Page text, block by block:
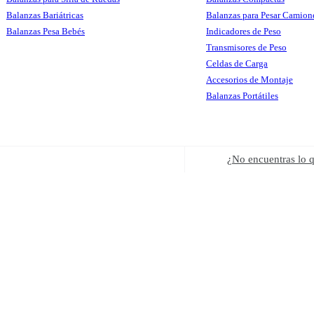
Balanzas Bariátricas
Balanzas Pesa Bebés
Balanzas para Pesar
Indicadores de Peso
Transmisores de Peso
Celdas de Carga
Accesorios de Montaje
Balanzas Portátiles
¿No encuentras lo